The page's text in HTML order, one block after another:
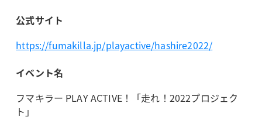
公式サイト
https://fumakilla.jp/playactive/hashire2022/
イベント名
フマキラー PLAY ACTIVE！「走れ！2022プロジェク
ト」